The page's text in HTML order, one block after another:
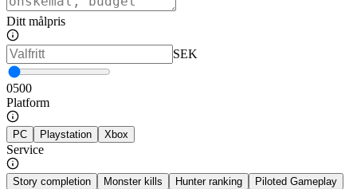
Ditt målpris
SEK
0500
Platform
PC Playstation Xbox
Service
Story completion Monster kills Hunter ranking
Piloted Gameplay